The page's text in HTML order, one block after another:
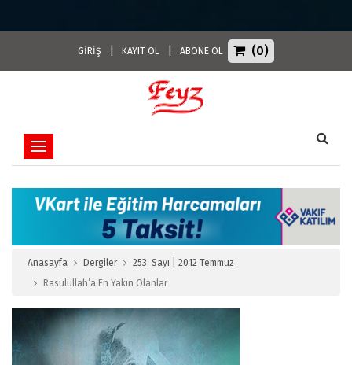
GİRİŞ KAYIT OL ABONE OL (0)
Toggle navigation
Anasayfa Dergiler
253. Sayı | 2012 Temmuz
Rasulullah’a En Yakın Olanlar